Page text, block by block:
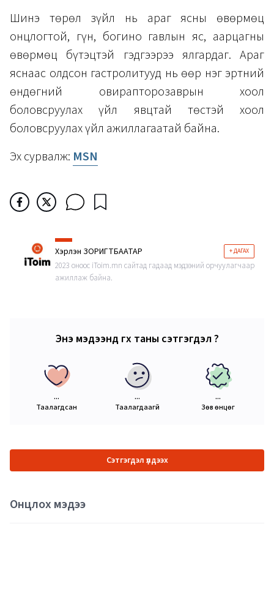
Шинэ төрөл зүйл нь араг ясны өвөрмөц
онцлогтой, гүн, богино гавлын яс, аарцагны
өвөрмөц бүтэцтэй гэдгээрээ ялгардаг. Араг
яснаас олдсон гастролитууд нь өөр нэг эртний
өндөгний овирапторозаврын хоол
боловсруулах үйл явцтай төстэй хоол
боловсруулах үйл ажиллагаатай байна.
Эх сурвалж: MSN
Хэрлэн ЗОРИГТБААТАР + ДАГАХ
2023 оноос iToim.mn сайтад гадаад мэдээний орчуулагчаар
ажиллаж байна.
Энэ мэдээнд өгөх таны сэтгэгдэл ?
...
Таалагдсан
...
Таалагдаагүй
...
Зөв өнцөг
Сэтгэгдэл үлдээх
Онцлох мэдээ